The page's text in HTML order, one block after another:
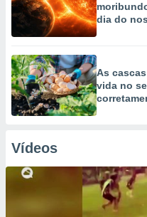
dia do
As
vida no
Vídeos